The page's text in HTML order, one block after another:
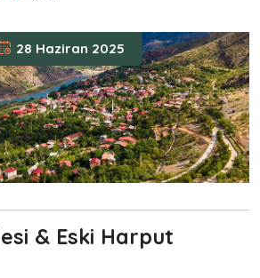
28 Haziran 2025
& Eski Harput